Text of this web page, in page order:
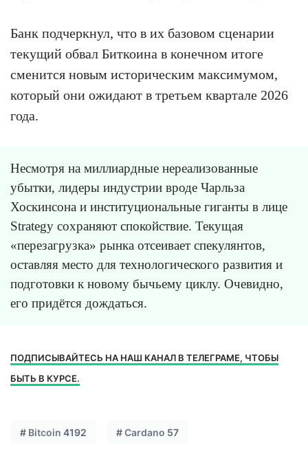
Банк подчеркнул, что в их базовом сценарии
текущий обвал Биткоина в конечном итоге
сменится новым историческим максимумом,
который они ожидают в третьем квартале 2026
года.
Несмотря на миллиардные нереализованные
убытки, лидеры индустрии вроде Чарльза
Хоскинсона и институциональные гиганты в лице
Strategy сохраняют спокойствие. Текущая
«перезагрузка» рынка отсеивает спекулянтов,
оставляя место для технологического развития и
подготовки к новому бычьему циклу. Очевидно,
его придётся дождаться.
ПОДПИСЫВАЙТЕСЬ НА НАШ КАНАЛ В ТЕЛЕГРАМЕ, ЧТОБЫ
БЫТЬ В КУРСЕ.
# Bitcoin 4192 #Cardano 57